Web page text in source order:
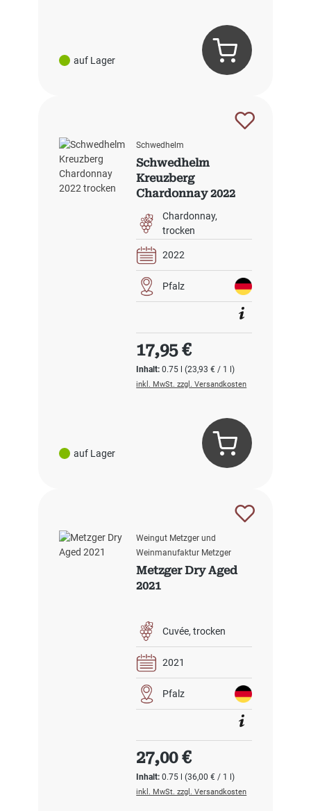
auf Lager
auf Lager
Schwedhelm
Schwedhelm
Kreuzberg
Chardonnay 2022
trocken
Chardonnay
trocken
2022
Pfalz
Inhalt:0.75 l(23,93 € / 1 l)
Regulärer Preis:
17,95 €
inkl. MwSt. zzgl. Versandkosten
Weingut Metzger und
Weinmanufaktur Metzger
Metzger Dry Aged
2021
Cuvée trocken
2021
Pfalz
Inhalt:0.75 l(36,00 € / 1 l)
Regulärer Preis:
27,00 €
inkl. MwSt. zzgl. Versandkosten